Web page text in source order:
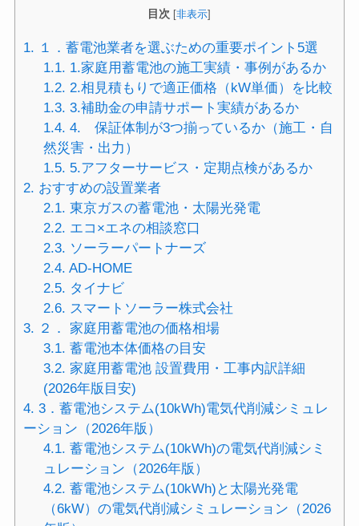
目次 [非表示]
1. １．蓄電池業者を選ぶための重要ポイント5選
1.1. 1.家庭用蓄電池の施工実績・事例があるか
1.2. 2.相見積もりで適正価格（kW単価）を比較
1.3. 3.補助金の申請サポート実績があるか
1.4. 4. 保証体制が3つ揃っているか（施工・自
然災害・出力）
1.5. 5.アフターサービス・定期点検があるか
2. おすすめの設置業者
2.1. 東京ガスの蓄電池・太陽光発電
2.2. エコ×エネの相談窓口
2.3. ソーラーパートナーズ
2.4. AD-HOME
2.5. タイナビ
2.6. スマートソーラー株式会社
3. ２． 家庭用蓄電池の価格相場
3.1. 蓄電池本体価格の目安
3.2. 家庭用蓄電池 設置費用・工事内訳詳細
(2026年版目安)
4. 3．蓄電池システム(10kWh)電気代削減シミュレ
ーション（2026年版）
4.1. 蓄電池システム(10kWh)の電気代削減シミ
ュレーション（2026年版）
4.2. 蓄電池システム(10kWh)と太陽光発電
（6kW）の電気代削減シミュレーション（2026